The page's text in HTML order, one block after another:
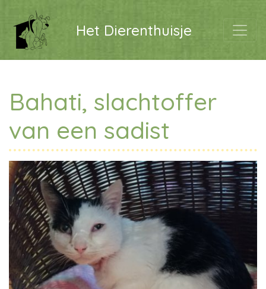
Het Dierenthuisje
Bahati, slachtoffer
van een sadist